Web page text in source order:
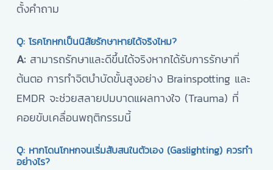
ตั้งคำถาม
Q: โรคโกหกเป็นนิสัยรักษาหายได้จริงไหม?
A: สามารถรักษาและดีขึ้นได้จริงหากได้รับการรักษาที่
ต้นตอ การทำจิตบำบัดขั้นสูงอย่าง Brainspotting และ
EMDR จะช่วยสลายปมบาดแผลทางใจ (Trauma) ที่
คอยขับเคลื่อนพฤติกรรมนี้
Q: หากโดนโกหกจนเริ่มสับสนในตัวเอง (Gaslighting) ควรทำ
อย่างไร?